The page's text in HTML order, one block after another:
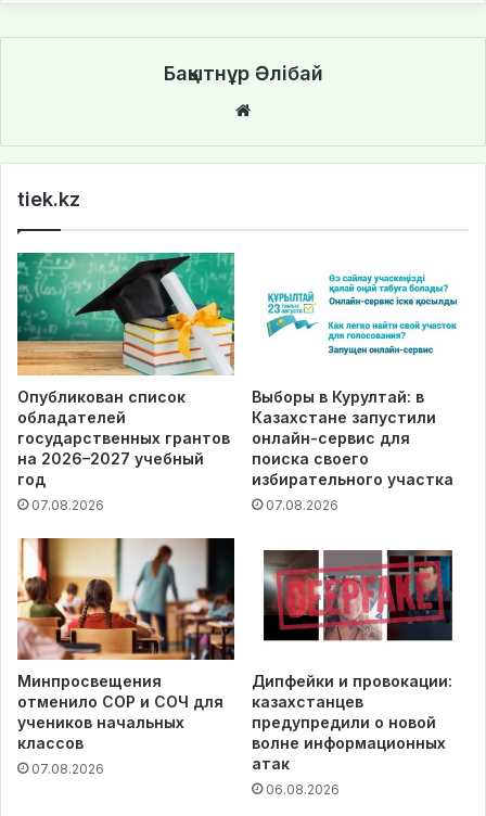
Бақытнұр Әлібай
te
tiek.kz
Опубликован список
обладателей
государственных грантов
на 2026–2027 учебный
год
07.08.2026
Выборы в Курултай: в
Казахстане запустили
онлайн-сервис для
поиска своего
избирательного участка
07.08.2026
Минпросвещения
отменило СОР и СОЧ для
учеников начальных
классов
07.08.2026
Дипфейки и провокации:
казахстанцев
предупредили о новой
волне информационных
атак
06.08.2026